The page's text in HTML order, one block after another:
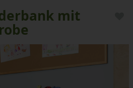
mit